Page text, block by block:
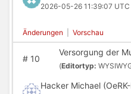
2026-05-26 11:39:07 UTC
Änderungen Vorschau
#10
Versorgung der
(Editortyp:
Hacker Michael